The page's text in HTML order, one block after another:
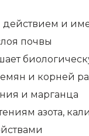
и
почвы
и корней
и марганца
азота,